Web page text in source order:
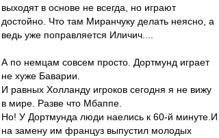
выходят в основе не всегда, но играют
достойно. Что там Миранчуку делать неясно, а
ведь уже поправляется Иличич....
А по немцам совсем просто. Дортмунд играет
не хуже Баварии.
И равных Холланду игроков сегодня я не вижу
в мире. Разве что Мбаппе.
Но! У Дортмунда люди наелись к 60-й минуте.И
на замену им француз выпустил молодых